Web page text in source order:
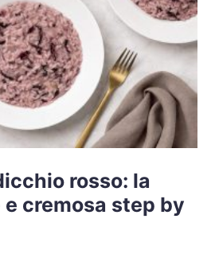
rosso: la
cremosa step by